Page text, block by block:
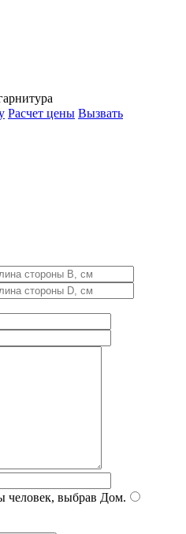
Расчет цены Вызвать
человек, выбрав Дом.